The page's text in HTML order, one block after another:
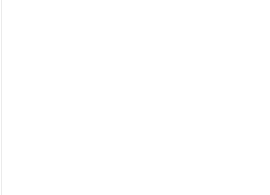
no Mercado do Bolhão